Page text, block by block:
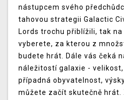
nástupcem svého
tahovou strategii Galactic
Lords trochu přiblížili, tak
vyberete, za kterou z
budete hrát. Dále vás čeká
náležitostí galaxie -
případná obyvatelnost,
můžete začít skutečně